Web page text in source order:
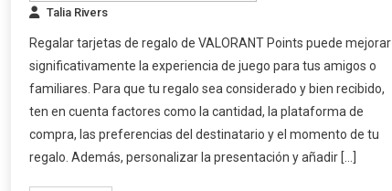
Talia Rivers
Regalar tarjetas de regalo de VALORANT Points puede mejorar
significativamente la experiencia de juego para tus amigos o
familiares. Para que tu regalo sea considerado y bien recibido,
ten en cuenta factores como la cantidad, la plataforma de
compra, las preferencias del destinatario y el momento de tu
regalo. Además, personalizar la presentación y añadir […]